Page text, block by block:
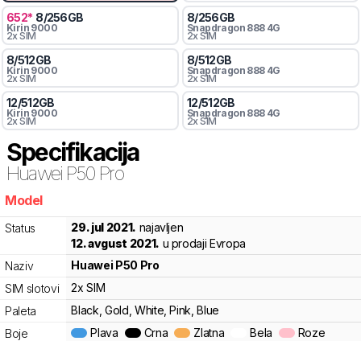
652* 8/256GB
Kirin 9000
2x SIM
8/256GB
Snapdragon 888 4G
2x SIM
8/512GB
Kirin 9000
2x SIM
8/512GB
Snapdragon 888 4G
2x SIM
12/512GB
Kirin 9000
2x SIM
12/512GB
Snapdragon 888 4G
2x SIM
Specifikacija
Huawei P50 Pro
Model
Status 29. jul 2021. najavljen
12. avgust 2021. u prodaji Evropa
Naziv
Huawei P50 Pro
SIM slotovi
2x SIM
Paleta
Black, Gold, White, Pink, Blue
Boje
Plava Crna Zlatna Bela Roze